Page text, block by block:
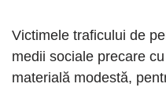
Victimele traficului de
medii sociale precare
materială modestă,